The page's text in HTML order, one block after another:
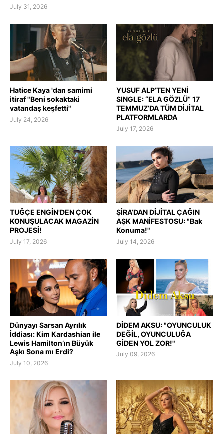
July 31, 2026
Hatice Kaya 'dan samimi
itiraf "Beni sokaktaki
vatandaş keşfetti"
July 24, 2026
YUSUF ALP’TEN YENİ
SINGLE: “ELA GÖZLÜ” 17
TEMMUZ’DA TÜM DİJİTAL
PLATFORMLARDA
July 17, 2026
TUĞÇE ENGİN'DEN ÇOK
KONUŞULACAK MAGAZİN
PROJESİ!
July 17, 2026
ŞİRA’DAN DİJİTAL ÇAĞIN
AŞK MANİFESTOSU: "Bak
Konuma!"
July 14, 2026
Dünyayı Sarsan Ayrılık
İddiası: Kim Kardashian ile
Lewis Hamilton’ın Büyük
Aşkı Sona mı Erdi?
July 10, 2026
DİDEM AKSU: "OYUNCULUK
DEĞİL, OYUNCULUĞA
GİDEN YOL ZOR!"
July 09, 2026